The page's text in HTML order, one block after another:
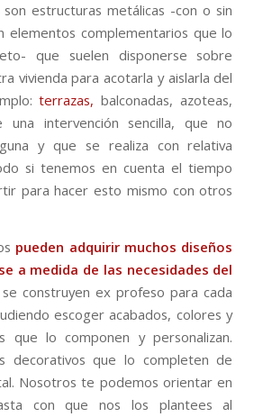
estructuras metálicas -con o sin
elementos complementarios que lo
que suelen disponerse sobre
vivienda para acotarla y aislarla del
terrazas, balconadas, azoteas,
intervención sencilla, que no
y que se realiza con relativa
si tenemos en cuenta el tiempo
para hacer esto mismo con otros
pueden adquirir muchos diseños
a medida de las necesidades del
construyen ex profeso para cada
escoger acabados, colores y
que lo componen y personalizan.
decorativos que lo completen de
Nosotros te podemos orientar en
con que nos los plantees al